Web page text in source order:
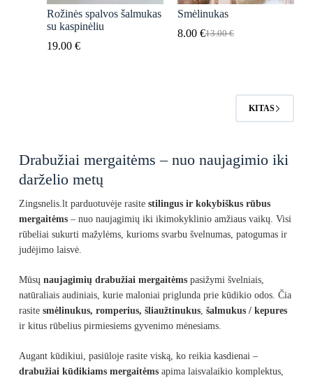
Rožinės spalvos šalmukas
su kaspinėliu
19.00 €
Smėlinukas
13.00€
Original
8.00 €Current
KITAS
Drabužiai mergaitėms – nuo naujagimio iki
darželio metų
Zingsnelis.lt parduotuvėje rasite stilingus ir kokybiškus rūbus
mergaitėms– nuo naujagimių iki ikimokyklinio amžiaus vaikų. Visi
rūbeliai sukurti mažylėms, kurioms svarbu švelnumas, patogumas ir
judėjimo laisvė.
Mūsų naujagimių drabužiai mergaitėmspasižymi švelniais,
natūraliais audiniais, kurie maloniai priglunda prie kūdikio odos. Čia
rasite smėlinukus, romperius, šliaužtinukus, šalmukus / kepures
ir kitus rūbelius pirmiesiems gyvenimo mėnesiams.
Augant kūdikiui, pasiūloje rasite viską, ko reikia kasdienai –
drabužiai kūdikiams mergaitėmsapima laisvalaikio komplektus,